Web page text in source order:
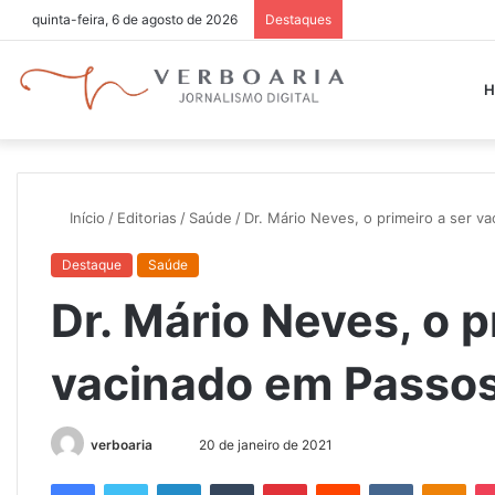
quinta-feira, 6 de agosto de 2026 Destaques
Início / Editorias / Saúde / Dr. Mário Neves, o primeiro a ser
Destaque Saúde
Dr. Mário Neves, o
vacinado em
verboaria 20 de janeiro de 2021